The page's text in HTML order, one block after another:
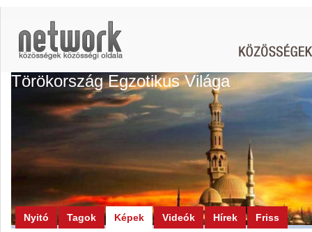
Törökország Egzotikus Világa
Nyitó Tagok Képek Videók Hírek Friss